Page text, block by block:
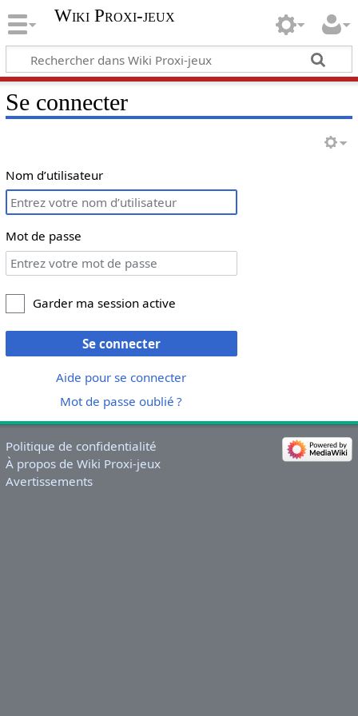
Wiki Proxi-jeux
Se connecter
Nom d’utilisateur
Mot de passe
Garder ma session active
Se connecter
Aide pour se connecter
Mot de passe oublié ?
Politique de confidentialité
À propos de Wiki Proxi-jeux
Avertissements